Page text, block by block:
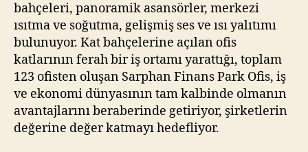
bahçeleri, panoramik asansörler, merkezi
ısıtma ve soğutma, gelişmiş ses ve ısı yalıtımı
bulunuyor. Kat bahçelerine açılan ofis
katlarının ferah bir iş ortamı yarattığı, toplam
123 ofisten oluşan Sarphan Finans Park Ofis, iş
ve ekonomi dünyasının tam kalbinde olmanın
avantajlarını beraberinde getiriyor, şirketlerin
değerine değer katmayı hedefliyor.